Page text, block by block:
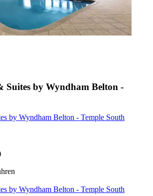
by Wyndham Belton -
by Wyndham Belton - Temple South
by Wyndham Belton - Temple South